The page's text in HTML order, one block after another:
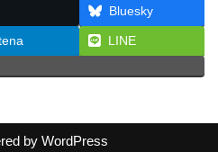
Bluesky
LINE
by WordPress